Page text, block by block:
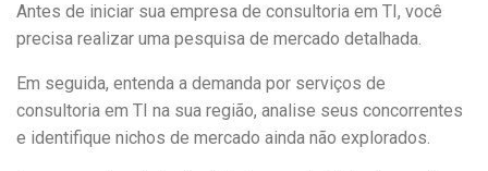
Antes de iniciar sua empresa de consultoria em TI, você
precisa realizar uma pesquisa de mercado detalhada.
Em seguida, entenda a demanda por serviços de
consultoria em TI na sua região, analise seus concorrentes
e identifique nichos de mercado ainda não explorados.